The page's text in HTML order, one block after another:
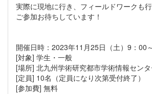
実際に現地に行き、フィールドワークも行
ご参加お待ちしています！
開催日時：2023年11月25日（土）9：00
[対象] 学生・一般
[場所] 北九州学術研究都市学術情報セン
[定員] 10名（定員になり次第受付終了）
[参加費] 無料